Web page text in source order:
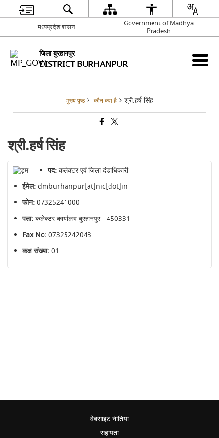
मध्यप्रदेश शासन
Government of Madhya
Pradesh
जिला बुरहानपुर
DISTRICT BURHANPUR
मुख्य पृष्ठ कौन क्या है श्री.हर्ष सिंह
श्री.हर्ष सिंह
पद: कलेक्टर एवं जिला दंडाधिकारी
ईमेल: dmburhanpur[at]nic[dot]in
फोन: 07325241000
पता: कलेक्टर कार्यालय बुरहानपुर - 450331
Fax No: 07325242043
कक्ष संख्या: 01
वेबसाइट नीतियां
सहायता